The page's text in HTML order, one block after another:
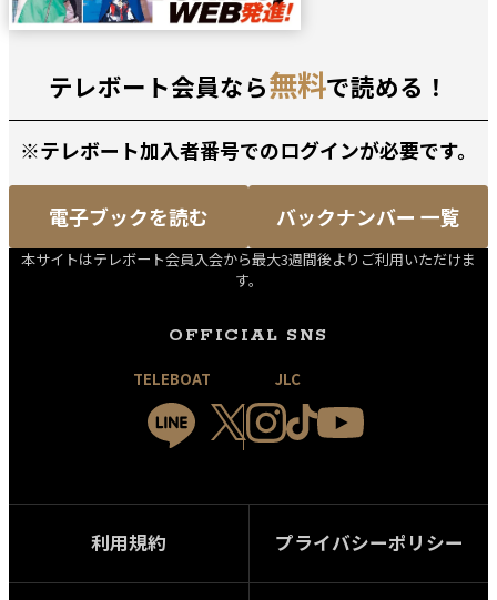
テレボート会員なら無料で読める！
※テレボート加入者番号でのログインが必要です。
電子ブックを読む バックナンバー 一覧
本サイトはテレボート会員入会から最大3週間後よりご利用いただけま
す。
OFFICIAL SNS
TELEBOAT JLC
利用規約 プライバシーポリシー